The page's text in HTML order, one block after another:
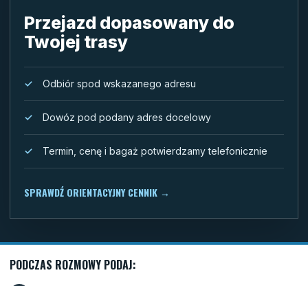
Przejazd dopasowany do
Twojej trasy
Odbiór spod wskazanego adresu
Dowóz pod podany adres docelowy
Termin, cenę i bagaż potwierdzamy telefonicznie
SPRAWDŹ ORIENTACYJNY CENNIK →
PODCZAS ROZMOWY PODAJ: